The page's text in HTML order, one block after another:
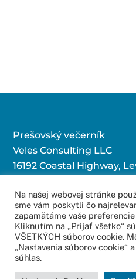
Prešovský večerník
Veles Consulting LLC
16192 Coastal Highway,
Kontaktujte nás:
redakcia@povecernik.sk
© 2016 – 2022 Web Studio – Tvorba
Na našej webovej stránke
sme vám poskytli čo
zapamätáme vaše
Kliknutím na „Prijať všetko“
VŠETKÝCH súborov cookie.
„Nastavenia súborov cookie“
súhlas.